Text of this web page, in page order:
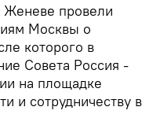
провели
Москвы о
которого в
Совета Россия -
на площадке
и сотрудничеству в